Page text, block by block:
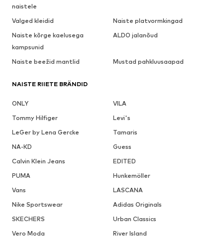
naistele
Valged kleidid
Naiste platvormkingad
Naiste kõrge kaelusega
kampsunid
ALDO jalanõud
Naiste beežid mantlid Mustad pahkluusaapad
NAISTE RIIETE BRÄNDID
ONLY
VILA
Tommy Hilfiger
Levi's
LeGer by Lena Gercke
Tamaris
NA-KD
Guess
Calvin Klein Jeans
EDITED
PUMA
Hunkemöller
Vans
LASCANA
Nike Sportswear
Adidas Originals
SKECHERS
Urban Classics
Vero Moda
River Island